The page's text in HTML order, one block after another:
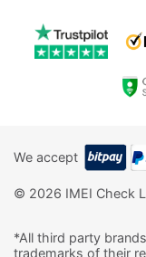
We accept
© 2026 IMEI Check
*All third party
trademarks of their